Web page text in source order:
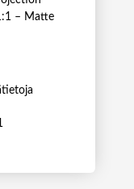
– Matte